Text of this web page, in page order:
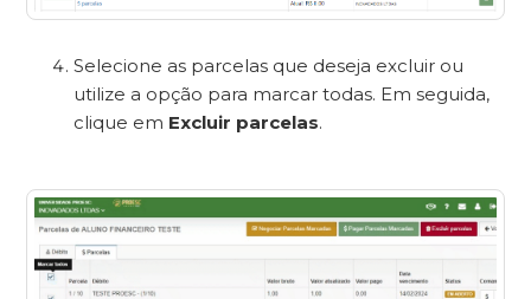
Selecione as parcelas que deseja excluir ou
utilize a opção para marcar todas. Em seguida,
clique em Excluir parcelas.